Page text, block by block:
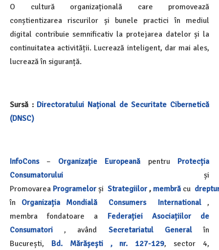
O cultură organizațională care promovează
conștientizarea riscurilor și bunele practici în mediul
digital contribuie semnificativ la protejarea datelor și la
continuitatea activității. Lucrează inteligent, dar mai ales,
lucrează în siguranță.
Sursă : Directoratului Național de Securitate Cibernetică
(DNSC)
InfoCons – Organizație Europeană pentru
Protecția
Consumatorului
și
Promovarea Programelor și Strategiilor , membră cu
în
Organizația Mondială Consumers International ,
membra fondatoare a Federației Asociațiilor de
Consumatori , având Secretariatul General
în
București,
Bd. Mărășești , nr. 127-129, sector 4,